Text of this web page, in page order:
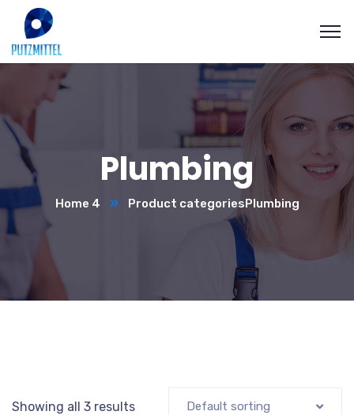
Plumbing
Home 4 Product categoriesPlumbing
Showing all 3 results Default sorting